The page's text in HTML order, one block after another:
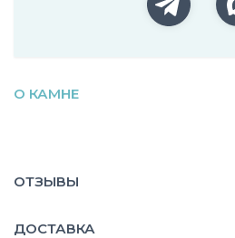
О КАМНЕ
ОТЗЫВЫ
ДОСТАВКА